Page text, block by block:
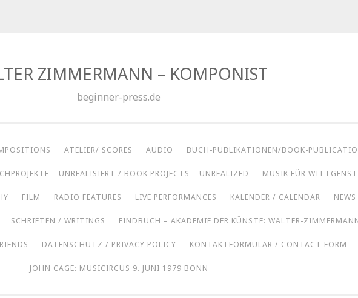
ZIMMERMANN – KOMPONIST
beginner-press.de
ATELIER/ SCORES AUDIO BUCH-PUBLIKATIONEN/BOOK-
– UNREALISIERT / BOOK PROJECTS – UNREALIZED MUSIK FÜR
FILM RADIO FEATURES LIVE PERFORMANCES KALENDER / CALENDAR NEWS
SCHRIFTEN / WRITINGS FINDBUCH – AKADEMIE DER KÜNSTE: WALTER-
DATENSCHUTZ / PRIVACY POLICY KONTAKTFORMULAR / CONTACT FORM
JOHN CAGE: MUSICIRCUS 9. JUNI 1979 BONN